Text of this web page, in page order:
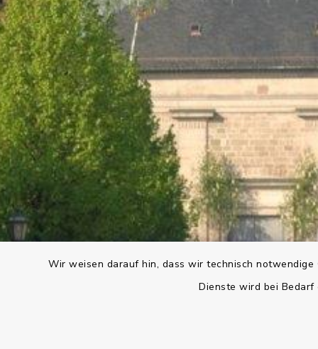
Wir weisen darauf hin, dass wir technisch
Dienste wird bei